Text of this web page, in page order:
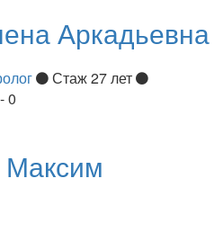
Аркадьевна
Стаж 27 лет
0
Максим